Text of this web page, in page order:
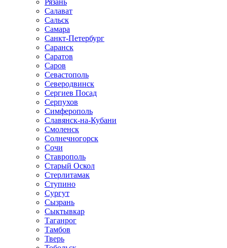
Рязань
Салават
Сальск
Самара
Санкт-Петербург
Саранск
Саратов
Саров
Севастополь
Северодвинск
Сергиев Посад
Серпухов
Симферополь
Славянск-на-Кубани
Смоленск
Солнечногорск
Сочи
Ставрополь
Старый Оскол
Стерлитамак
Ступино
Сургут
Сызрань
Сыктывкар
Таганрог
Тамбов
Тверь